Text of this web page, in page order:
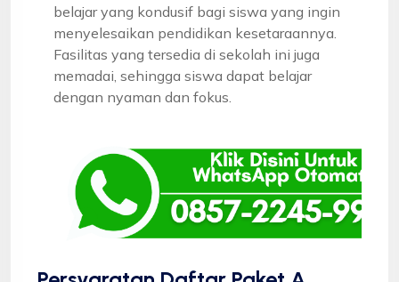
belajar yang kondusif bagi siswa yang ingin
menyelesaikan pendidikan kesetaraannya.
Fasilitas yang tersedia di sekolah ini juga
memadai, sehingga siswa dapat belajar
dengan nyaman dan fokus.